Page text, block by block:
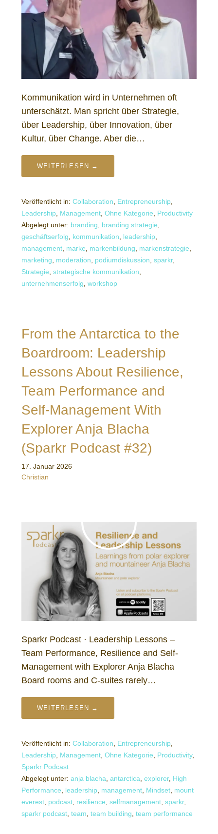
Kommunikation wird in Unternehmen oft
unterschätzt. Man spricht über Strategie,
über Leadership, über Innovation, über
Kultur, über Change. Aber die…
WEITERLESEN →
Veröffentlicht in: Collaboration, Entrepreneurship,
Leadership, Management, Ohne Kategorie, Productivity
Abgelegt unter: branding, branding strategie,
geschäftserfolg, kommunikation, leadership,
management, marke, markenbildung, markenstrategie,
marketing, moderation, podiumdiskussion, sparkr,
Strategie, strategische kommunikation,
unternehmenserfolg, workshop
From the Antarctica to the
Boardroom: Leadership
Lessons About Resilience,
Team Performance and
Self-Management With
Explorer Anja Blacha
(Sparkr Podcast #32)
17. Januar 2026
Christian
Sparkr Podcast · Leadership Lessons –
Team Performance, Resilience and Self-
Management with Explorer Anja Blacha
Board rooms and C-suites rarely…
WEITERLESEN →
Veröffentlicht in: Collaboration Entrepreneurship
Leadership Management Ohne Kategorie Productivity,
Sparkr Podcast
Abgelegt unter: anja blacha antarctica explorer, High
Performance
leadership management Mindset mount
everest podcast resilience selfmanagement sparkr,
sparkr podcast team team building team performance